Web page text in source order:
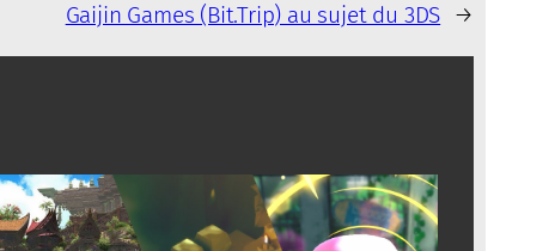
Gaijin Games (Bit.Trip) au sujet du 3DS →